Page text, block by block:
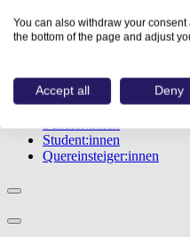
Studiengänge
Events
Berufstest
Informationen für:
Student:innen
Quereinsteiger:innen
You can also withdraw your consent
the bottom of the page and adjust
Accept all Deny